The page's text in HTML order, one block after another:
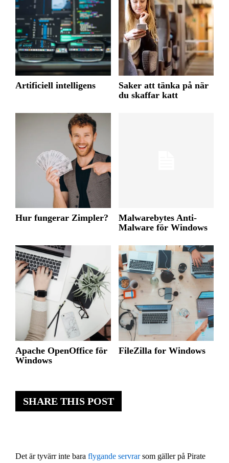
SHARE THIS POST
Det är tyvärr inte bara flygande servrarsom gäller på Pirate
Artificiell intelligens
Saker att tänka på när
du skaffar katt
Hur fungerar Zimpler?
Malwarebytes Anti-
Malware för Windows
Apache OpenOffice för
Windows
FileZilla for Windows